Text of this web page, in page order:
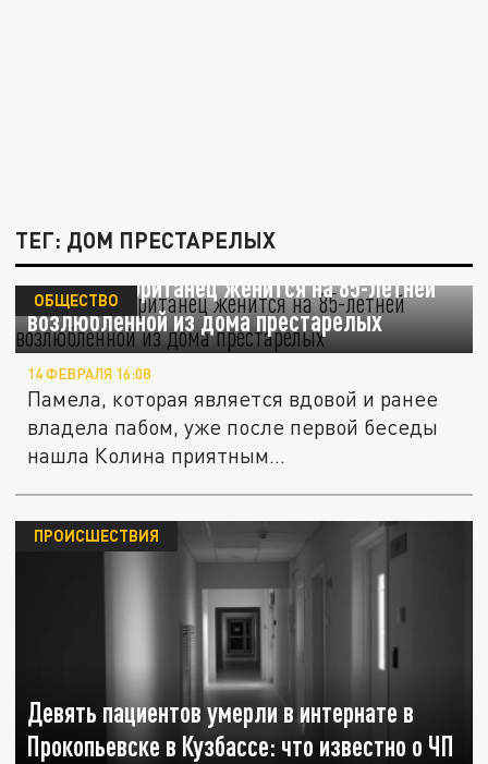
ТЕГ: ДОМ ПРЕСТАРЕЛЫХ
73-летний британец женится на 85-летней
возлюбленной из дома престарелых
ОБЩЕСТВО
14 ФЕВРАЛЯ 16:08
Памела, которая является вдовой и ранее
владела пабом, уже после первой беседы
нашла Колина приятным...
Девять пациентов умерли в интернате в
Прокопьевске в Кузбассе: что известно о ЧП
ПРОИСШЕСТВИЯ